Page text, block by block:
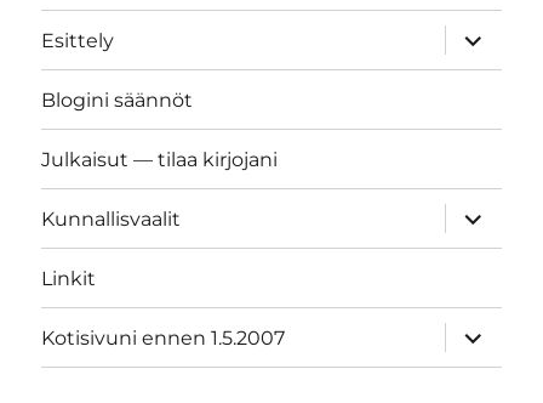
Esittely
näytä
Blogini säännöt
Julkaisut — tilaa kirjojani
Kunnallisvaalit
näytä
Linkit
Kotisivuni ennen 1.5.2007
näytä